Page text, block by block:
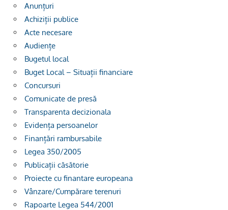
Anunțuri
Achiziții publice
Acte necesare
Audiențe
Bugetul local
Buget Local – Situații financiare
Concursuri
Comunicate de presă
Transparenta decizionala
Evidența persoanelor
Finanțări rambursabile
Legea 350/2005
Publicații căsătorie
Proiecte cu finantare europeana
Vânzare/Cumpărare terenuri
Rapoarte Legea 544/2001